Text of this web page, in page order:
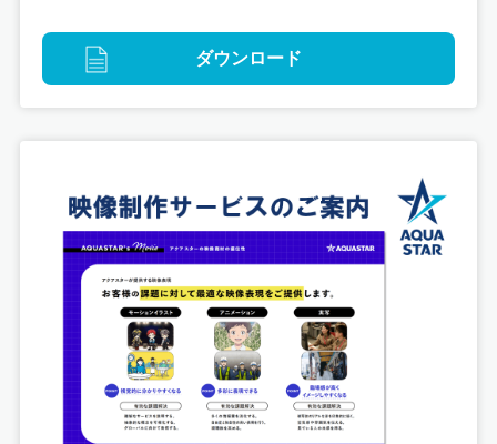
グラフィックデザイン
デジタル
プロモーション
映像
版権イラスト
特急しおさいで行く！EeeE銚子で315の旅
ダウンロード